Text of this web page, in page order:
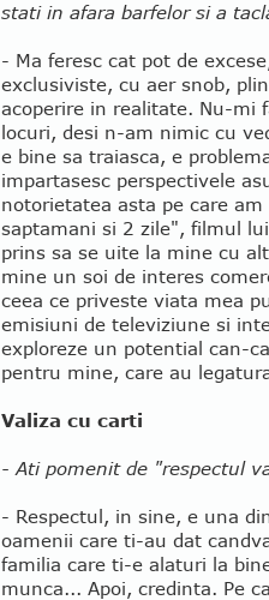
stati in afara barfelor si a
- Ma feresc cat pot de
exclusiviste, cu aer snob,
acoperire in realitate. Nu-mi
locuri, desi n-am nimic cu
e bine sa traiasca, e
impartasesc perspectivele
notorietatea asta pe care
saptamani si 2 zile", filmul
prins sa se uite la mine cu
mine un soi de interes
ceea ce priveste viata mea
emisiuni de televiziune si
exploreze un potential can-
pentru mine, care au
Valiza cu carti
- Ati pomenit de "respectul
- Respectul, in sine, e una
oamenii care ti-au dat
familia care ti-e alaturi la
munca... Apoi, credinta. Pe